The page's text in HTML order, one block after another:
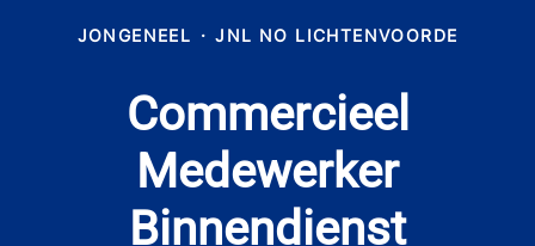
JONGENEEL · JNL NO LICHTENVOORDE
Commercieel
Medewerker
Binnendienst